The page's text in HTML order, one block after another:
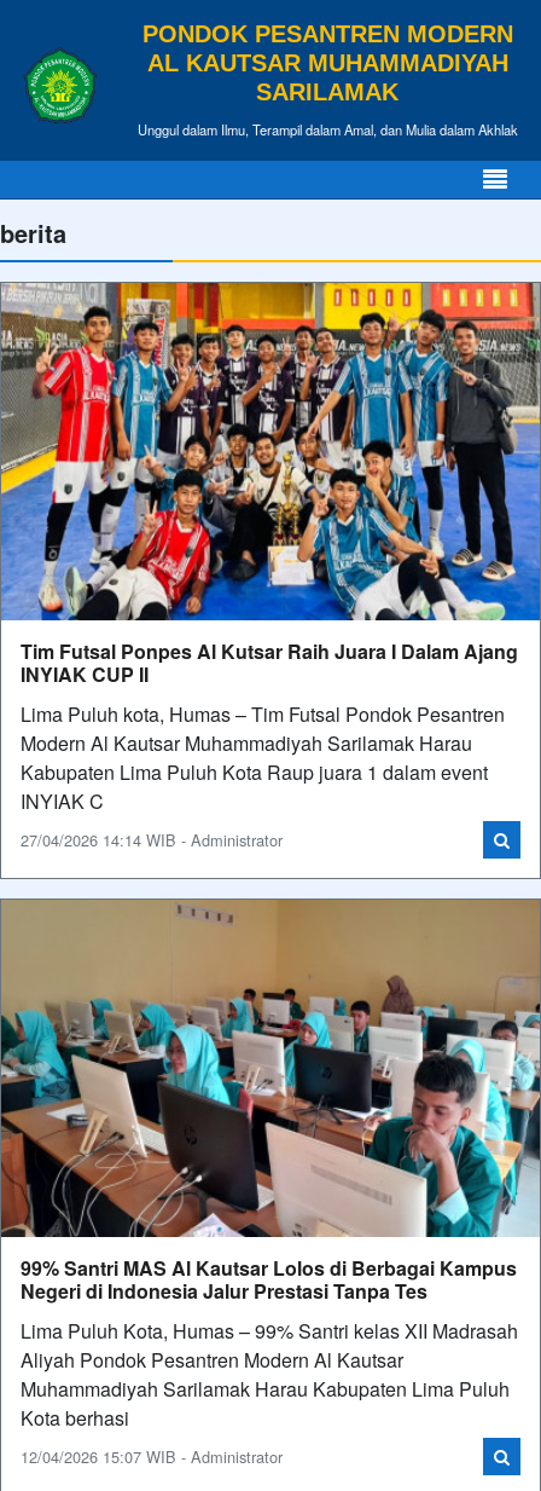
PONDOK PESANTREN MODERN
AL KAUTSAR MUHAMMADIYAH
SARILAMAK
Unggul dalam Ilmu, Terampil dalam Amal, dan Mulia dalam Akhlak
berita
Tim Futsal Ponpes Al Kutsar Raih Juara I Dalam Ajang
INYIAK CUP II
Lima Puluh kota, Humas – Tim Futsal Pondok Pesantren
Modern Al Kautsar Muhammadiyah Sarilamak Harau
Kabupaten Lima Puluh Kota Raup juara 1 dalam event
INYIAK C
27/04/2026 14:14 WIB - Administrator
99% Santri MAS Al Kautsar Lolos di Berbagai Kampus
Negeri di Indonesia Jalur Prestasi Tanpa Tes
Lima Puluh Kota, Humas – 99% Santri kelas XII Madrasah
Aliyah Pondok Pesantren Modern Al Kautsar
Muhammadiyah Sarilamak Harau Kabupaten Lima Puluh
Kota berhasi
12/04/2026 15:07 WIB - Administrator